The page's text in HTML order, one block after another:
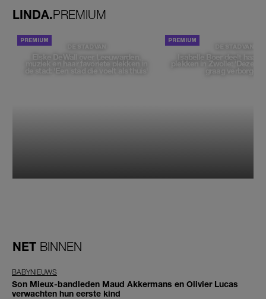
LINDA.PREMIUM
DE STAD VAN
Elske DeWall over Leeuwarden,
muziek en haar favoriete plekken in
de stad: 'Een stad die voelt als thuis'
DE STAD VAN
Isabelle Boer deelt haar
plekken in Zwolle: 'Deze
graag verborgen'
NET BINNEN
BABYNIEUWS
Son Mieux-bandleden Maud Akkermans en Olivier Lucas
verwachten hun eerste kind